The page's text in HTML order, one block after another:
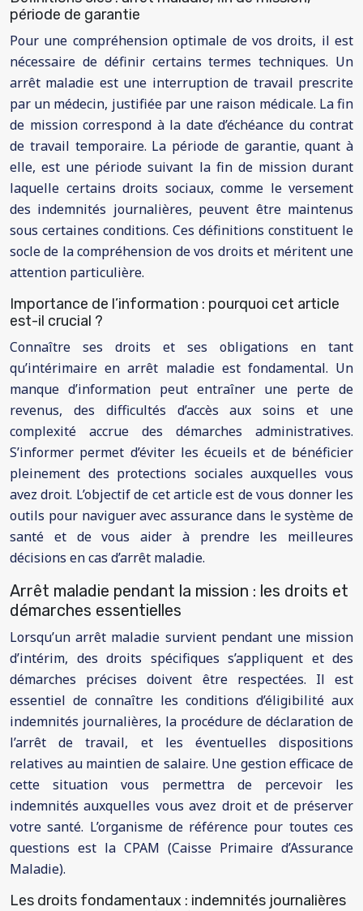
période de garantie
Pour une compréhension optimale de vos droits, il est
nécessaire de définir certains termes techniques. Un
arrêt maladie est une interruption de travail prescrite
par un médecin, justifiée par une raison médicale. La fin
de mission correspond à la date d’échéance du contrat
de travail temporaire. La période de garantie, quant à
elle, est une période suivant la fin de mission durant
laquelle certains droits sociaux, comme le versement
des indemnités journalières, peuvent être maintenus
sous certaines conditions. Ces définitions constituent le
socle de la compréhension de vos droits et méritent une
attention particulière.
Importance de l’information : pourquoi cet article
est-il crucial ?
Connaître ses droits et ses obligations en tant
qu’intérimaire en arrêt maladie est fondamental. Un
manque d’information peut entraîner une perte de
revenus, des difficultés d’accès aux soins et une
complexité accrue des démarches administratives.
S’informer permet d’éviter les écueils et de bénéficier
pleinement des protections sociales auxquelles vous
avez droit. L’objectif de cet article est de vous donner les
outils pour naviguer avec assurance dans le système de
santé et de vous aider à prendre les meilleures
décisions en cas d’arrêt maladie.
Arrêt maladie pendant la mission : les droits et
démarches essentielles
Lorsqu’un arrêt maladie survient pendant une mission
d’intérim, des droits spécifiques s’appliquent et des
démarches précises doivent être respectées. Il est
essentiel de connaître les conditions d’éligibilité aux
indemnités journalières, la procédure de déclaration de
l’arrêt de travail, et les éventuelles dispositions
relatives au maintien de salaire. Une gestion efficace de
cette situation vous permettra de percevoir les
indemnités auxquelles vous avez droit et de préserver
votre santé. L’organisme de référence pour toutes ces
questions est la CPAM (Caisse Primaire d’Assurance
Maladie).
Les droits fondamentaux : indemnités journalières